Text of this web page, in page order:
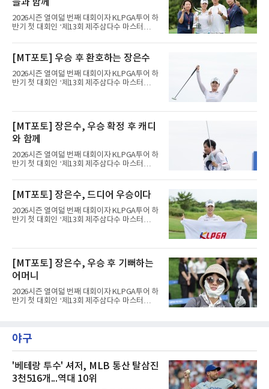
들과 함께
2026시즌 열여덟 번째 대회이자 KLPGA투어 하
반기 첫 대회인 ‘제13회 제주삼다수 마스터
제주도 서귀포시에 위치한 테디밸리 골프앤리조
트(파72/6,767야드)에서 열리고 있다.9일 현재
최종라운드 경기가 펼쳐지고 있다.장은수가 18
번 홀에서 진행된 시상식에서 포즈를 취하고 있
다.
[MT포토] 우승 후 환호하는 장은수
2026시즌 열여덟 번째 대회이자 KLPGA투어 하
반기 첫 대회인 ‘제13회 제주삼다수 마스터
트(파72/6,767야드)에서 열리고 있다.9일 현재
번 홀에서 진행된 시상식에서 포즈를 취하고 있
다.
[MT포토] 장은수, 우승 확정 후 캐디
와 함께
2026시즌 열여덟 번째 대회이자 KLPGA투어 하
반기 첫 대회인 ‘제13회 제주삼다수 마스터
제주도 서귀포시에 위치한 테디밸리 골프앤리조
트(파72/6,767야드)에서 열리고 있다.9일 현재
최종라운드 경기가 펼쳐지고 있다.장은수가 18
번 홀에서 진행된 시상식에서 포즈를 취하고 있
다.
[MT포토] 장은수, 드디어 우승이다
2026시즌 열여덟 번째 대회이자 KLPGA투어 하
반기 첫 대회인 ‘제13회 제주삼다수 마스터
트(파72/6,767야드)에서 열리고 있다.9일 현재
번 홀에서 진행된 시상식에서 포즈를 취하고 있
다.
[MT포토] 장은수, 우승 후 기뻐하는
어머니
2026시즌 열여덟 번째 대회이자 KLPGA투어 하
반기 첫 대회인 ‘제13회 제주삼다수 마스터
최종라운드 경기가 펼쳐지고 있다.장은수가 18
번 홀에서 진행된 시상식에서 포즈를 취하고 있
야구
'베테랑 투수' 셔저, MLB 통산 탈삼진
3천516개...역대 10위